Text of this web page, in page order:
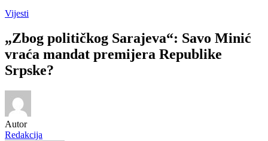
Vijesti
„Zbog političkog Sarajeva“: Savo Minić
vraća mandat premijera Republike
Srpske?
Autor
Redakcija